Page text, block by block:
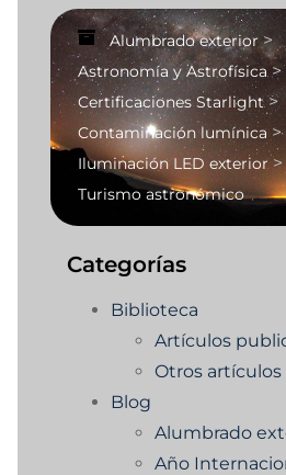
Alumbrado exterior>
Astronomía y Astrofísica >
Certificaciones Starlight>
Contaminación lumínica >
Iluminación LED exterior>
Turismo astronómico
Categorías
Biblioteca
Artículos
Otros
Blog
Alumbrado
Año